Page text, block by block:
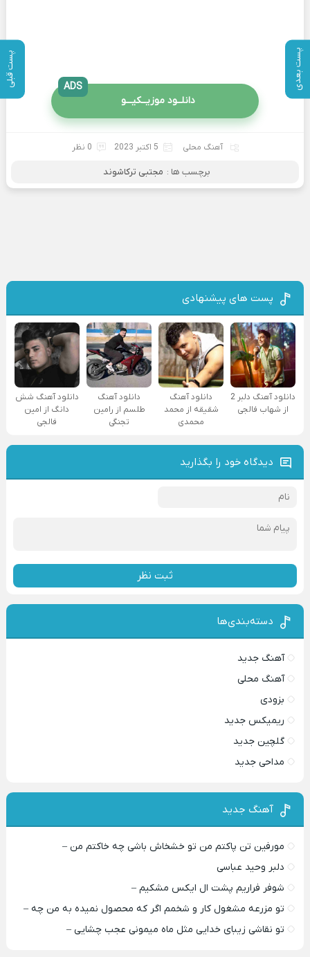
پست بعدی پست قبلی
دانلــود موزیــکیـــو
ADS
آهنگ محلی 5 اکتبر 2023 0 نظر
برچسب ها : مجتبی ترکاشوند
پست های پیشنهادی
دانلود آهنگ دلبر 2
از شهاب فالجی
دانلود آهنگ
شقیقه از محمد
محمدی
دانلود آهنگ
طلسم از رامین
تجنگی
دانلود آهنگ شش
دانگ از امین
فالجی
دیدگاه خود را بگذارید
ثبت نظر
دسته‌بندی‌ها
آهنگ جدید
آهنگ محلی
بزودی
ریمیکس جدید
گلچین جدید
مداحی جدید
آهنگ جدید
مورفین تن پاکتم من تو خشخاش باشی چه خاکتم من –
دلبر وحید عباسی
شوفر فراریم پشت ال ایکس مشکیم –
تو مزرعه مشغول کار و شخمم اگر که محصول نمیده به من چه –
تو نقاشی زیبای خدایی مثل ماه میمونی عجب چشایی –